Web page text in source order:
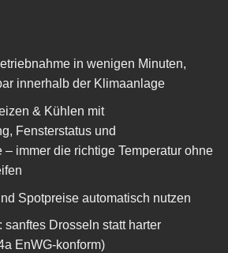
in wenigen Minuten,
innerhalb der Klimaanlage
& Kühlen mit
Fensterstatus und
– immer die richtige Temperatur ohne
Spotpreise automatisch nutzen
sanftes Drosseln statt harter
EnWG-konform)